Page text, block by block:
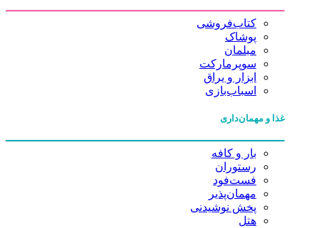
کتاب‌فروشی
پوشاک
مبلمان
سوپرمارکت
ابزار و یراق
اسباب‌بازی
غذا و مهمان‌داری
بار و کافه
رستوران
فست‌فود
مهمان‌پذیر
پخش نوشیدنی
هتل